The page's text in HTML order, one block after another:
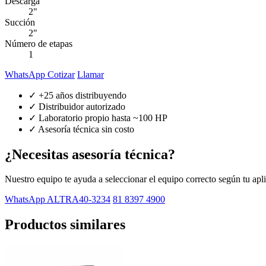
2"
Succión
2"
Número de etapas
1
WhatsApp Cotizar Llamar
✓ +25 años distribuyendo
✓ Distribuidor autorizado
✓ Laboratorio propio hasta ~100 HP
✓ Asesoría técnica sin costo
¿Necesitas asesoría técnica?
Nuestro equipo te ayuda a seleccionar el equipo correcto según tu
WhatsApp ALTRA40-3234 81 8397 4900
Productos similares